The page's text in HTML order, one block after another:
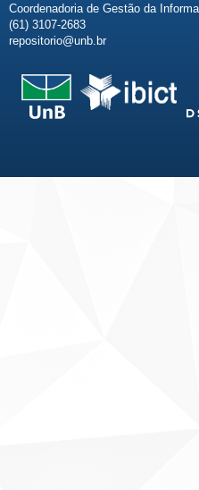
Coordenadoria de Gestão da
(61) 3107-2683
repositorio@unb.br